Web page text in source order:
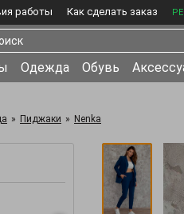
работы Как сделать заказ
Одежда Обувь
» Пиджаки » Nenka